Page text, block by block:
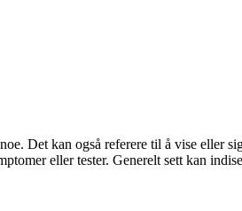
Det kan også referere til å vise eller
eller tester. Generelt sett kan